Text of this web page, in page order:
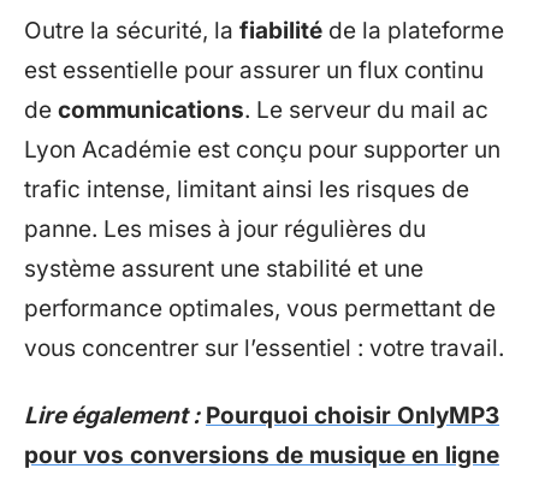
Outre la sécurité, la fiabilité de la plateforme
est essentielle pour assurer un flux continu
de communications. Le serveur du mail ac
Lyon Académie est conçu pour supporter un
trafic intense, limitant ainsi les risques de
panne. Les mises à jour régulières du
système assurent une stabilité et une
performance optimales, vous permettant de
vous concentrer sur l’essentiel : votre travail.
Lire également : Pourquoi choisir OnlyMP3
pour vos conversions de musique en ligne